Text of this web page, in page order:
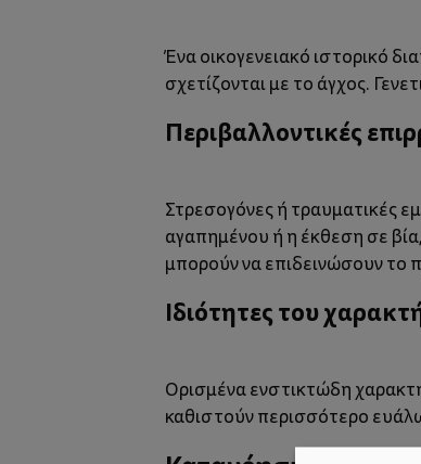
Ένα οικογενειακό ιστορικό
σχετίζονται με το άγχος.
Περιβαλλοντικές
Στρεσογόνες ή τραυματικές
αγαπημένου ή η έκθεση σε
μπορούν να επιδεινώσουν το
Ιδιότητες του
Ορισμένα ενστικτώδη
καθιστούν περισσότερο